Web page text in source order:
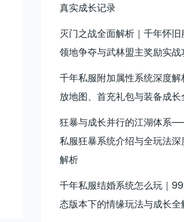
真实成长记录
灭门之战全面解析｜千年怀旧
领地争夺与武林盟主奖励实战
千年私服附加属性系统深度解
放地图、首充礼包与装备成长
狂暴与成长并行的江湖体系
私服狂暴系统介绍与全玩法深
解析
千年私服结婚系统怎么玩｜
态版本下的情缘玩法与成长全